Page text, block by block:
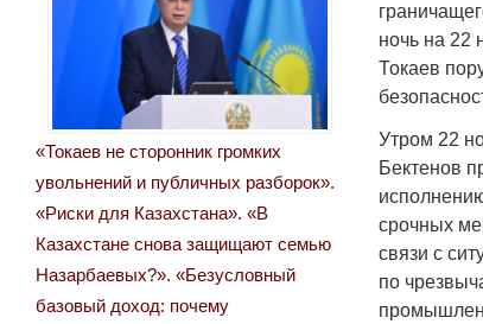
ночь на 22
Токаев
Утром 22
Бектенов
срочных
связи с
по
«Токаев не сторонник громких
увольнений и публичных разборок».
«Риски для Казахстана». «В
Казахстане снова защищают семью
Назарбаевых?». «Безусловный
базовый доход: почему